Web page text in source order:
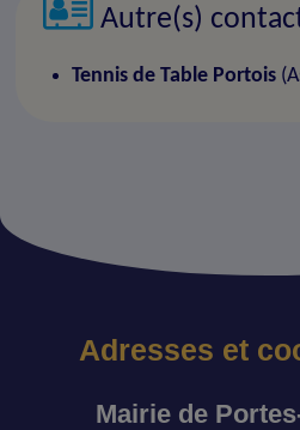
Autre(s)
Tennis de Table Portois
Adresses et
Mairie de